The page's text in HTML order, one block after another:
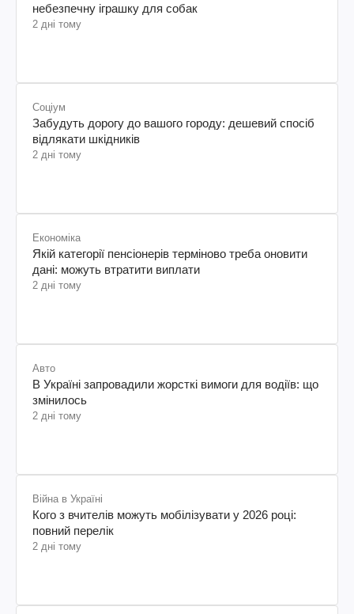
небезпечну іграшку для собак
2 дні тому
Соціум
Забудуть дорогу до вашого городу: дешевий спосіб
відлякати шкідників
2 дні тому
Економіка
Якій категорії пенсіонерів терміново треба оновити
дані: можуть втратити виплати
2 дні тому
Авто
В Україні запровадили жорсткі вимоги для водіїв: що
змінилось
2 дні тому
Війна в Україні
Кого з вчителів можуть мобілізувати у 2026 році:
повний перелік
2 дні тому